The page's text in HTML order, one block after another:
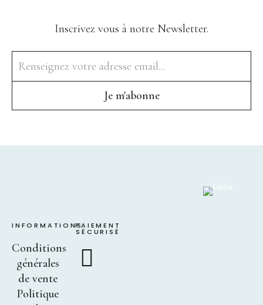
Inscrivez vous à notre Newsletter.
INFORMATIONS
Conditions
générales
de vente
Politique
PAIEMENT
SÉCURISÉ